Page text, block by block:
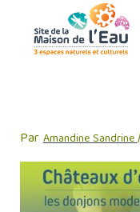
contenu
ParAmandine Sandrine